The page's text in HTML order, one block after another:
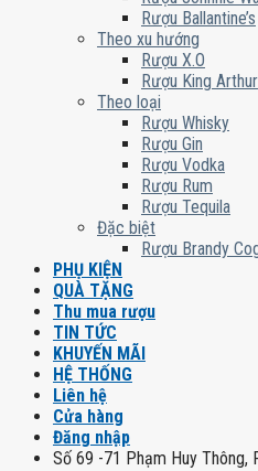
Rượu Ballantine’s
Theo xu hướng
Rượu X.O
Rượu King Arthur
Theo loại
Rượu Whisky
Rượu Gin
Rượu Vodka
Rượu Rum
Rượu Tequila
Đặc biệt
Rượu Brandy
PHỤ KIỆN
QUÀ TẶNG
Thu mua rượu
TIN TỨC
KHUYẾN MÃI
HỆ THỐNG
Liên hệ
Cửa hàng
Đăng nhập
Số 69 -71 Phạm Huy Thông,